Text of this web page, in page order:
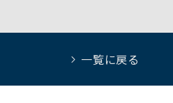
一覧に戻る